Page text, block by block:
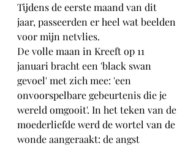
Tijdens de eerste maand van dit
jaar, passeerden er heel wat beelden
voor mijn netvlies.
De volle maan in Kreeft op 11
januari bracht een 'black swan
gevoel' met zich mee: 'een
onvoorspelbare gebeurtenis die je
wereld omgooit'. In het teken van de
moederliefde werd de wortel van de
wonde aangeraakt: de angst